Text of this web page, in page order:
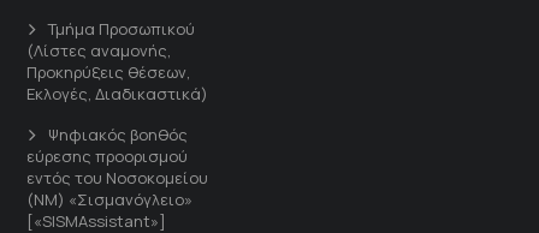
Τμήμα Προσωπικού
(Λίστες αναμονής,
Προκηρύξεις θέσεων,
Εκλογές, Διαδικαστικά)
Ψηφιακός βοηθός
εύρεσης προορισμού
εντός του Νοσοκομείου
(ΝΜ) «Σισμανόγλειο»
[«SISMAssistant»]